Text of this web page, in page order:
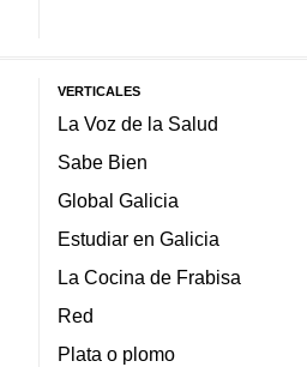
VERTICALES
La Voz de la Salud
Sabe Bien
Global Galicia
Estudiar en Galicia
La Cocina de Frabisa
Red
Plata o plomo